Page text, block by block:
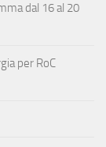
dal 16 al 20
per RoC